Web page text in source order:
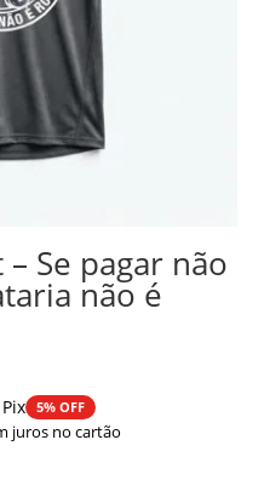
Se pagar não
não é
5% OFF
juros no cartão